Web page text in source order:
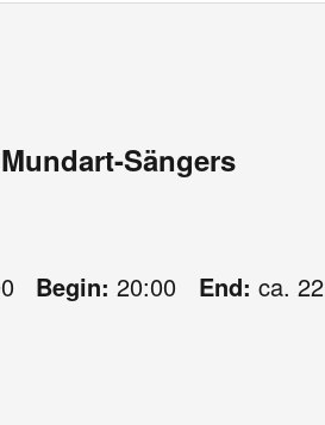
Sängers
Begin: 20:00 End: ca.